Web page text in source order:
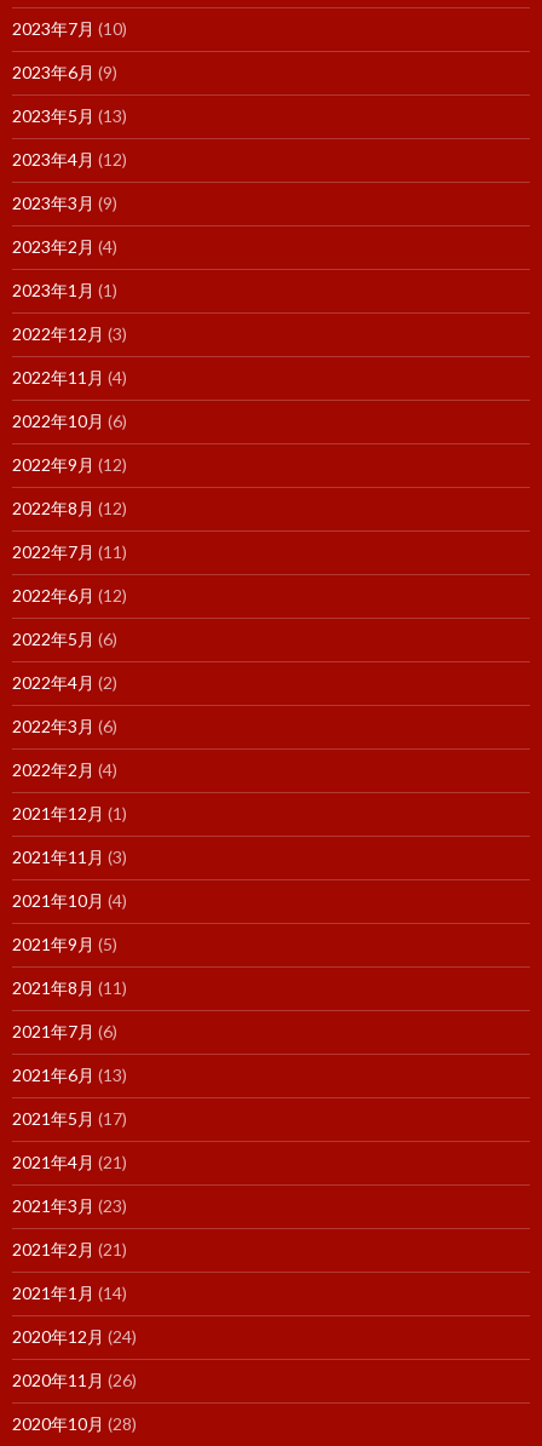
2023年7月 (10)
2023年6月 (9)
2023年5月 (13)
2023年4月 (12)
2023年3月 (9)
2023年2月 (4)
2023年1月 (1)
2022年12月 (3)
2022年11月 (4)
2022年10月 (6)
2022年9月 (12)
2022年8月 (12)
2022年7月 (11)
2022年6月 (12)
2022年5月 (6)
2022年4月 (2)
2022年3月 (6)
2022年2月 (4)
2021年12月 (1)
2021年11月 (3)
2021年10月 (4)
2021年9月 (5)
2021年8月 (11)
2021年7月 (6)
2021年6月 (13)
2021年5月 (17)
2021年4月 (21)
2021年3月 (23)
2021年2月 (21)
2021年1月 (14)
2020年12月 (24)
2020年11月 (26)
2020年10月 (28)